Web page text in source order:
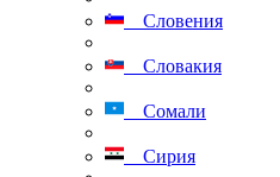
Словения
Словакия
Сомали
Сирия